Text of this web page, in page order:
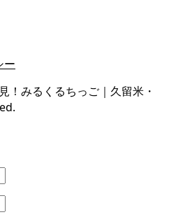
ー
！みるくるちっご｜久留米・